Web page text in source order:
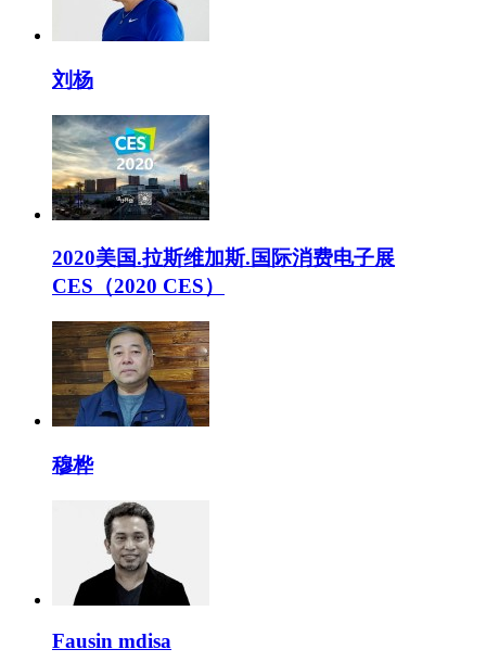
刘杨
2020美国.拉斯维加斯.国际消费电子展
CES（2020 CES）
穆桦
Fausin mdisa